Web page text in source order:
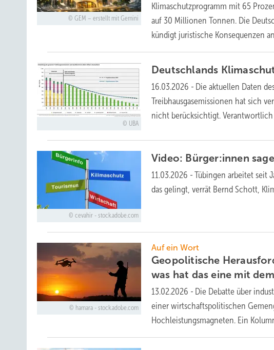
GEM – erstellt mit Gemini
Klimaschutzprogramm mit 65
auf 30 Millionen Tonnen. Die
kündigt juristische Konsequenzen
UBA
Deutschlands
16.03.2026 - Die aktuellen Daten
Treibhausgasemissionen hat sich
nicht berücksichtigt.
cevahir - stock.adobe.com
Video: Bürger:innen
11.03.2026 - Tübingen arbeitet seit
das gelingt, verrät Bernd Schott,
hamara - stock.adobe.com
Auf ein Wort
Geopolitische
was hat das eine mit
13.02.2026 - Die Debatte über
einer wirtschaftspolitischen
Hochleistungsmagneten. Ein